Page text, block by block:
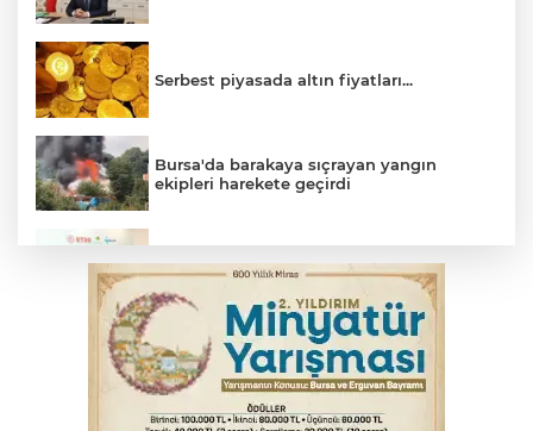
Serbest piyasada altın fiyatları...
Bursa'da barakaya sıçrayan yangın
ekipleri harekete geçirdi
Osmangazi’de iş arayanlara destek
TOFAŞ Basketbol'da sağlık kontrolleri
başladı